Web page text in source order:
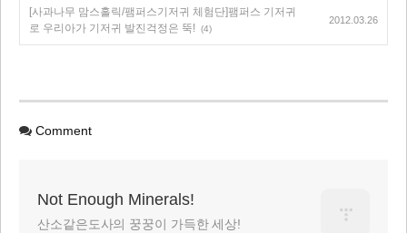
[사과나무 맘스홀릭/팸퍼스기저귀 체험단]팸퍼스 기저귀
로 우리아가 기저귀 발진걱정은 뚝! (4)
2012.03.26
Comment
Not Enough Minerals!
산소같은도사의 꿍꿍이 가득한 세상!